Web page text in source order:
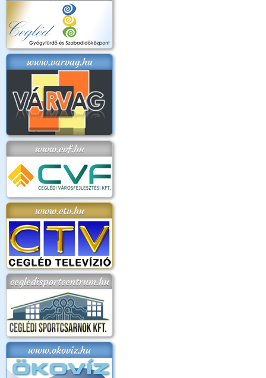
www.varvag.hu
www.cvf.hu
www.ctv.hu
cegledisportcentrum.hu
www.okoviz.hu